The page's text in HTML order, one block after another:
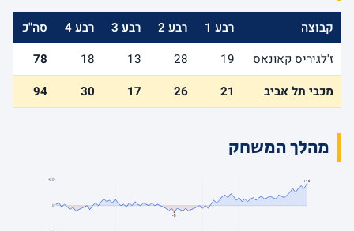
קבוצה רבע 1 רבע 2 רבע 3 רבע 4
סה"כ
ז'לגיריס קאונאס
19
28
13
18
78
מכבי תל אביב
21
26
17
30
94
מהלך המשחק
+20
0
+16
-5